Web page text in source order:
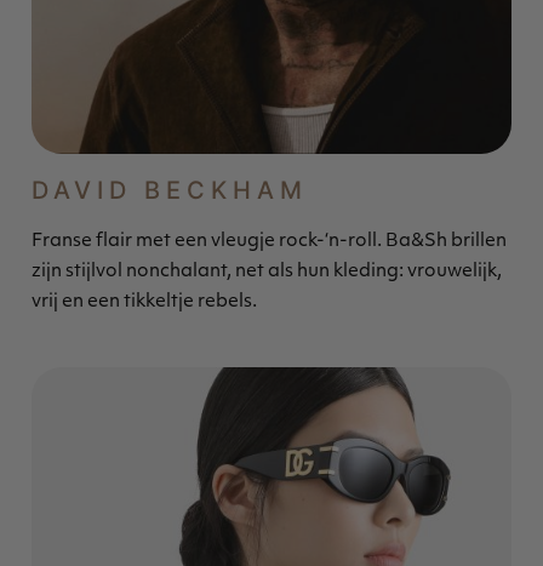
DAVID BECKHAM
Franse flair met een vleugje rock-‘n-roll. Ba&Sh brillen
zijn stijlvol nonchalant, net als hun kleding: vrouwelijk,
vrij en een tikkeltje rebels.